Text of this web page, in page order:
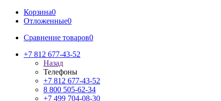
Корзина0
Отложенные0
Сравнение товаров0
+7 812 677-43-52
Назад
Телефоны
+7 812 677-43-52
8 800 505-62-34
+7 499 704-08-30